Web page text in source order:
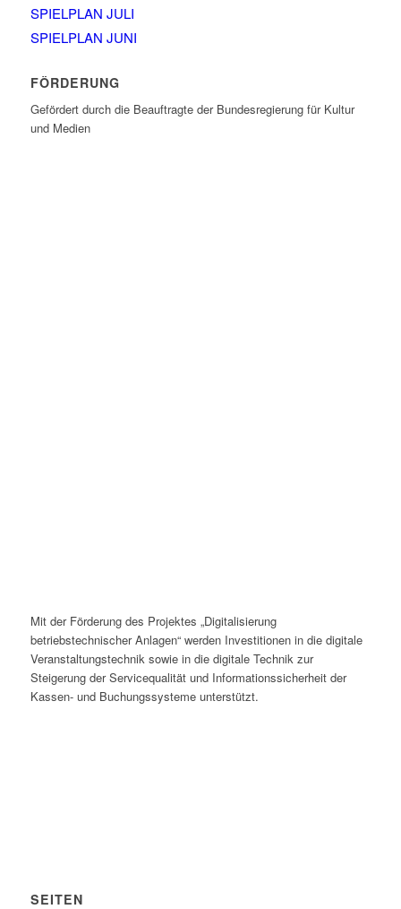
SPIELPLAN JULI
SPIELPLAN JUNI
FÖRDERUNG
Gefördert durch die Beauftragte der Bundesregierung für Kultur
und Medien
Mit der Förderung des Projektes „Digitalisierung
betriebstechnischer Anlagen“ werden Investitionen in die digitale
Veranstaltungstechnik sowie in die digitale Technik zur
Steigerung der Servicequalität und Informationssicherheit der
Kassen- und Buchungssysteme unterstützt.
SEITEN